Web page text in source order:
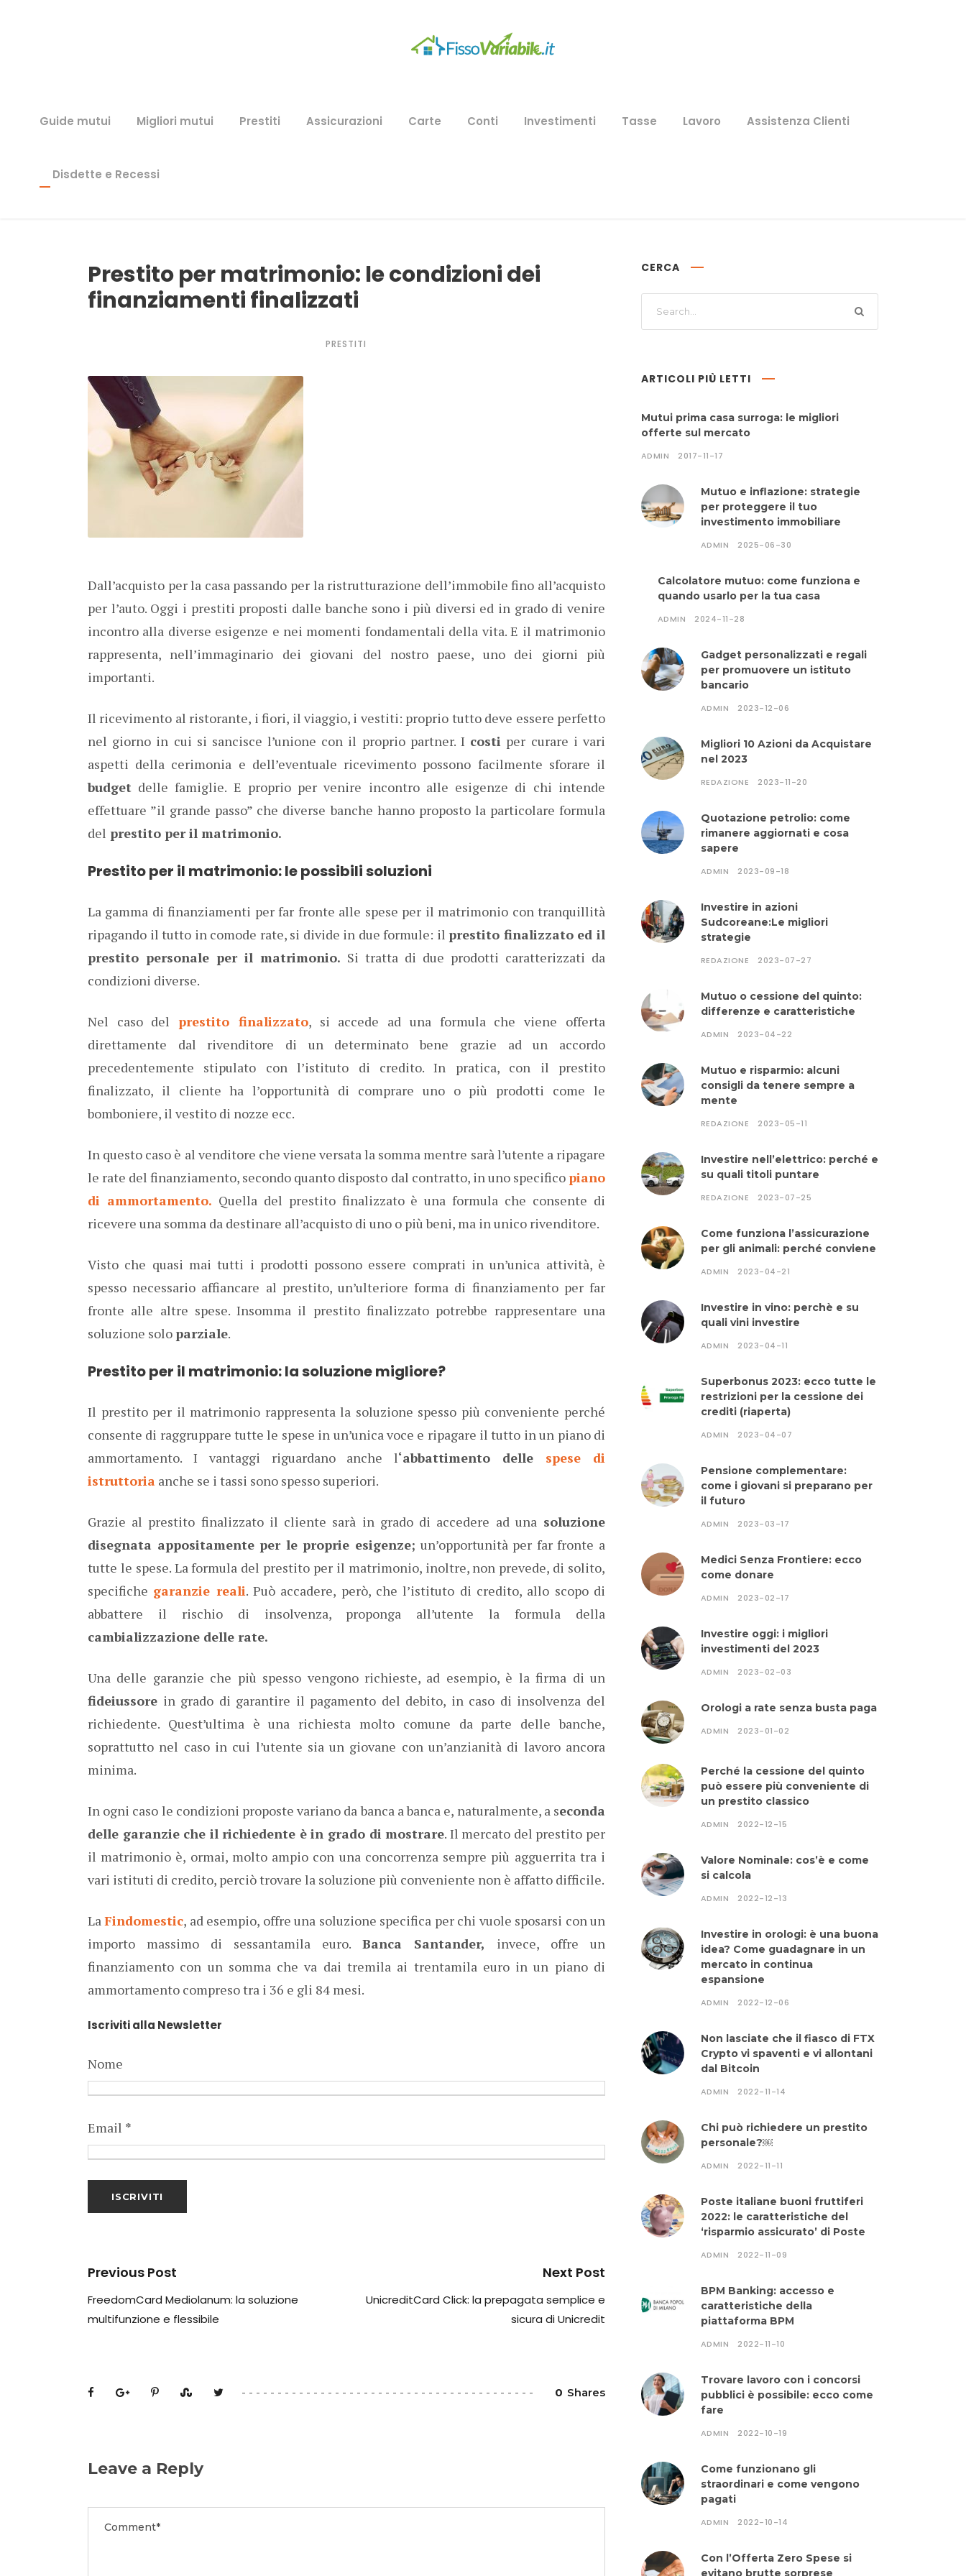
Guide mutui Migliori mutui Prestiti Assicurazioni Carte Conti Investimenti Tasse Lavoro Assistenza Clienti
Disdette e Recessi
Prestito per matrimonio: le condizioni dei
finanziamenti finalizzati
PRESTITI
Dall’acquisto per la casa passando per la ristrutturazione dell’immobile fino all’acquisto
per l’auto. Oggi i prestiti proposti dalle banche sono i più diversi ed in grado di venire
incontro alla diverse esigenze e nei momenti fondamentali della vita. E il matrimonio
rappresenta, nell’immaginario dei giovani del nostro paese, uno dei giorni più
importanti.
Il ricevimento al ristorante, i fiori, il viaggio, i vestiti: proprio tutto deve essere perfetto
nel giorno in cui si sancisce l’unione con il proprio partner. I costi per curare i vari
aspetti della cerimonia e dell’eventuale ricevimento possono facilmente sforare il
budget delle famiglie. E proprio per venire incontro alle esigenze di chi intende
effettuare ”il grande passo” che diverse banche hanno proposto la particolare formula
del prestito per il matrimonio.
Prestito per il matrimonio: le possibili soluzioni
La gamma di finanziamenti per far fronte alle spese per il matrimonio con tranquillità
ripagando il tutto in comode rate, si divide in due formule: il prestito finalizzato ed il
prestito personale per il matrimonio. Si tratta di due prodotti caratterizzati da
condizioni diverse.
Nel caso del prestito finalizzato, si accede ad una formula che viene offerta
direttamente dal rivenditore di un determinato bene grazie ad un accordo
precedentemente stipulato con l’istituto di credito. In pratica, con il prestito
finalizzato, il cliente ha l’opportunità di comprare uno o più prodotti come le
bomboniere, il vestito di nozze ecc.
In questo caso è al venditore che viene versata la somma mentre sarà l’utente a ripagare
le rate del finanziamento, secondo quanto disposto dal contratto, in uno specifico piano
di ammortamento. Quella del prestito finalizzato è una formula che consente di
ricevere una somma da destinare all’acquisto di uno o più beni, ma in unico rivenditore.
Visto che quasi mai tutti i prodotti possono essere comprati in un’unica attività, è
spesso necessario affiancare al prestito, un’ulteriore forma di finanziamento per far
fronte alle altre spese. Insomma il prestito finalizzato potrebbe rappresentare una
soluzione solo parziale.
Prestito per il matrimonio: la soluzione migliore?
Il prestito per il matrimonio rappresenta la soluzione spesso più conveniente perché
consente di raggruppare tutte le spese in un’unica voce e ripagare il tutto in un piano di
ammortamento. I vantaggi riguardano anche l‘abbattimento delle spese di
istruttoria anche se i tassi sono spesso superiori.
Grazie al prestito finalizzato il cliente sarà in grado di accedere ad una soluzione
disegnata appositamente per le proprie esigenze; un’opportunità per far fronte a
tutte le spese. La formula del prestito per il matrimonio, inoltre, non prevede, di solito,
specifiche garanzie reali. Può accadere, però, che l’istituto di credito, allo scopo di
abbattere il rischio di insolvenza, proponga all’utente la formula della
cambializzazione delle rate.
Una delle garanzie che più spesso vengono richieste, ad esempio, è la firma di un
fideiussore in grado di garantire il pagamento del debito, in caso di insolvenza del
richiedente. Quest’ultima è una richiesta molto comune da parte delle banche,
soprattutto nel caso in cui l’utente sia un giovane con un’anzianità di lavoro ancora
minima.
In ogni caso le condizioni proposte variano da banca a banca e, naturalmente, a seconda
delle garanzie che il richiedente è in grado di mostrare. Il mercato del prestito per
il matrimonio è, ormai, molto ampio con una concorrenza sempre più agguerrita tra i
vari istituti di credito, perciò trovare la soluzione più conveniente non è affatto difficile.
LaFindomestic, ad esempio, offre una soluzione specifica per chi vuole sposarsi con un
importo massimo di sessantamila euro. Banca Santander, invece, offre un
finanziamento con un somma che va dai tremila ai trentamila euro in un piano di
ammortamento compreso tra i 36 e gli 84 mesi.
Iscriviti alla Newsletter
Nome
Email *
Previous Post
FreedomCard Mediolanum: la soluzione
multifunzione e flessibile
Next Post
UnicreditCard Click: la prepagata semplice e
sicura di Unicredit
0 Shares
Leave a Reply
CERCA
ARTICOLI PIÙ LETTI
Mutui prima casa surroga: le migliori
offerte sul mercato
ADMIN 2017-11-17
Mutuo e inflazione: strategie
per proteggere il tuo
investimento immobiliare
ADMIN 2025-06-30
Calcolatore mutuo: come funziona e
quando usarlo per la tua casa
ADMIN 2024-11-28
Gadget personalizzati e regali
per promuovere un istituto
bancario
ADMIN 2023-12-06
Migliori 10 Azioni da Acquistare
nel 2023
REDAZIONE 2023-11-20
Quotazione petrolio: come
rimanere aggiornati e cosa
sapere
ADMIN 2023-09-18
Investire in azioni
Sudcoreane:Le migliori
strategie
REDAZIONE 2023-07-27
Mutuo o cessione del quinto:
differenze e caratteristiche
ADMIN 2023-04-22
Mutuo e risparmio: alcuni
consigli da tenere sempre a
mente
REDAZIONE 2023-05-11
Investire nell’elettrico: perché e
su quali titoli puntare
REDAZIONE 2023-07-25
Come funziona l’assicurazione
per gli animali: perché conviene
ADMIN 2023-04-21
Investire in vino: perchè e su
quali vini investire
ADMIN 2023-04-11
Superbonus 2023: ecco tutte le
restrizioni per la cessione dei
crediti (riaperta)
ADMIN 2023-04-07
Pensione complementare:
come i giovani si preparano per
il futuro
ADMIN 2023-03-17
Medici Senza Frontiere: ecco
come donare
ADMIN 2023-02-17
Investire oggi: i migliori
investimenti del 2023
ADMIN 2023-02-03
Orologi a rate senza busta paga
ADMIN 2023-01-02
Perché la cessione del quinto
può essere più conveniente di
un prestito classico
ADMIN 2022-12-15
Valore Nominale: cos’è e come
si calcola
ADMIN 2022-12-13
Investire in orologi: è una buona
idea? Come guadagnare in un
mercato in continua
espansione
ADMIN 2022-12-06
Non lasciate che il fiasco di FTX
Crypto vi spaventi e vi allontani
dal Bitcoin
ADMIN 2022-11-14
Chi può richiedere un prestito
personale?￼
ADMIN 2022-11-11
Poste italiane buoni fruttiferi
2022: le caratteristiche del
‘risparmio assicurato’ di Poste
ADMIN 2022-11-09
BPM Banking: accesso e
caratteristiche della
piattaforma BPM
ADMIN 2022-11-10
Trovare lavoro con i concorsi
pubblici è possibile: ecco come
fare
ADMIN 2022-10-19
Come funzionano gli
straordinari e come vengono
pagati
ADMIN 2022-10-14
Con l’Offerta Zero Spese si
evitano brutte sorprese